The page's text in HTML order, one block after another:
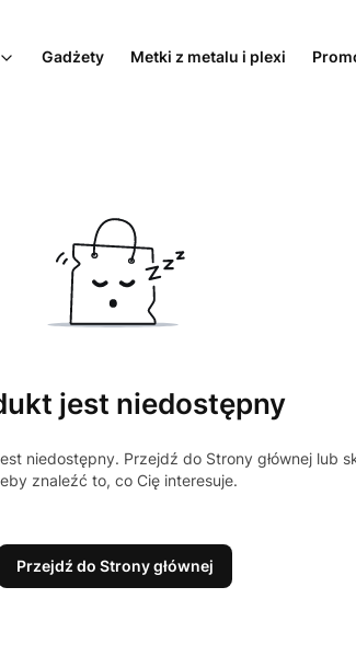
Gadżety Metki z metalu i plexi
jest niedostępny
niedostępny. Przejdź do Strony głównej lub
znaleźć to, co Cię interesuje.
Przejdź do Strony głównej